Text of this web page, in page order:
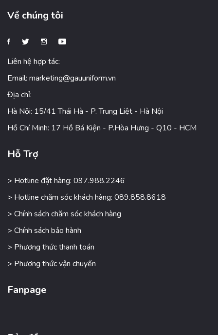
Về chúng tôi
Liên hệ hợp tác:
Email: marketing@gauuniform.vn
Địa chỉ:
Hà Nội: 15/41 Thái Hà - P. Trung Liệt - Hà Nội
Hồ Chí Minh: 17 Hồ Bá Kiện - P.Hòa Hưng - Q10 - HCM
Hỗ Trợ
> Hotline đặt hàng: 097.988.2246
> Hotline chăm sóc khách hàng: 089.858.8618
> Chính sách chăm sóc khách hàng
> Chính sách bảo hành
> Phương thức thanh toán
> Phương thức vận chuyển
Fanpage